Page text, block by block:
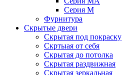
Серия M
Фурнитура
Скрытые двери
Скрытая под покраску
Скртыая от себя
Скрытая до потолка
Скрытая раздвижная
Скрытая зеркальная